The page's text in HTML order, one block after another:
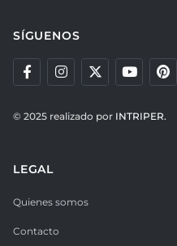
SÍGUENOS
© 2025 realizado por INTRIPER.
LEGAL
Quienes somos
Contacto